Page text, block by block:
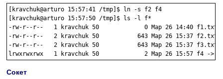
[kravchuk@arturo 15:57:41 /tmp]$ ln -s f2 f4
[kravchuk@arturo 15:57:50 /tmp]$ ls -l f*
-rw-r--r--   1 kravchuk 50             0 Мар 26 14:40 f1.txt
-rw-r--r--   2 kravchuk 50           643 Мар 26 15:37 f2.txt
-rw-r--r--   2 kravchuk 50           643 Мар 26 15:37 f3.txt
Сокет